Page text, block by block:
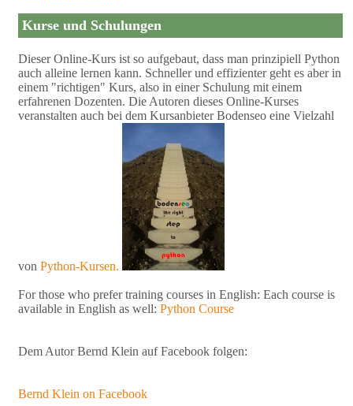
Kurse und Schulungen
Dieser Online-Kurs ist so aufgebaut, dass man prinzipiell Python
auch alleine lernen kann. Schneller und effizienter geht es aber in
einem "richtigen" Kurs, also in einer Schulung mit einem
erfahrenen Dozenten. Die Autoren dieses Online-Kurses
veranstalten auch bei dem Kursanbieter Bodenseo eine Vielzahl
von Python-Kursen.
For those who prefer training courses in English: Each course is
available in English as well: Python Course
Dem Autor Bernd Klein auf Facebook folgen:
Bernd Klein on Facebook